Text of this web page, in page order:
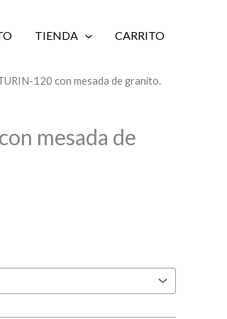
TIENDA CARRITO
120 con mesada de granito.
mesada de